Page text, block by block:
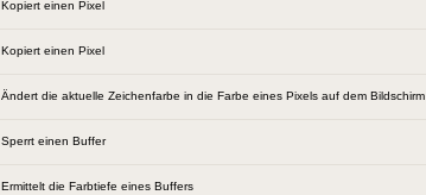
Kopiert einen Pixel
Kopiert einen Pixel
Ändert die aktuelle Zeichenfarbe in die Farbe eines Pixels auf dem Bildschirm
Sperrt einen Buffer
Ermittelt die Farbtiefe eines Buffers